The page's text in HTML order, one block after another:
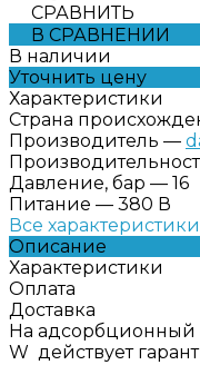
СРАВНИТЬ
В СРАВНЕНИИ
В наличии
Уточнить цену
Характеристики
Страна
Производитель —
Давление, бар — 16
Питание — 380 В
Все характеристики
Описание
Характеристики
Оплата
Доставка
На адсорбционный
W действует